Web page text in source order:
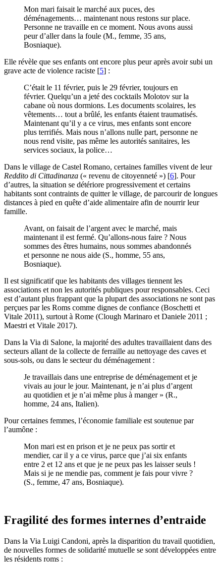
Mon mari faisait le marché aux puces, des
déménagements… maintenant nous restons sur place.
Personne ne travaille en ce moment. Nous avons aussi
peur d’aller dans la foule (M., femme, 35 ans,
Bosniaque).
Elle révèle que ses enfants ont encore plus peur après avoir subi un
grave acte de violence raciste [5] :
C’était le 11 février, puis le 29 février, toujours en
février. Quelqu’un a jeté des cocktails Molotov sur la
cabane où nous dormions. Les documents scolaires, les
vêtements… tout a brûlé, les enfants étaient traumatisés.
Maintenant qu’il y a ce virus, mes enfants sont encore
plus terrifiés. Mais nous n’allons nulle part, personne ne
nous rend visite, pas même les autorités sanitaires, les
services sociaux, la police…
Dans le village de Castel Romano, certaines familles vivent de leur
Reddito di Cittadinanza (« revenu de citoyenneté ») [6]. Pour
d’autres, la situation se détériore progressivement et certains
habitants sont contraints de quitter le village, de parcourir de longues
distances à pied en quête d’aide alimentaire afin de nourrir leur
famille.
Avant, on faisait de l’argent avec le marché, mais
maintenant il est fermé. Qu’allons-nous faire ? Nous
sommes des êtres humains, nous sommes abandonnés
et personne ne nous aide (S., homme, 55 ans,
Bosniaque).
Il est significatif que les habitants des villages tiennent les
associations et non les autorités publiques pour responsables. Ceci
est d’autant plus frappant que la plupart des associations ne sont pas
perçues par les Roms comme dignes de confiance (Boschetti et
Vitale 2011), surtout à Rome (Clough Marinaro et Daniele 2011 ;
Maestri et Vitale 2017).
Dans la Via di Salone, la majorité des adultes travaillaient dans des
secteurs allant de la collecte de ferraille au nettoyage des caves et
sous-sols, ou dans le secteur du déménagement :
Je travaillais dans une entreprise de déménagement et je
vivais au jour le jour. Maintenant, je n’ai plus d’argent
au quotidien et je n’ai même plus à manger » (R.,
homme, 24 ans, Italien).
Pour certaines femmes, l’économie familiale est soutenue par
l’aumône :
Mon mari est en prison et je ne peux pas sortir et
mendier, car il y a ce virus, parce que j’ai six enfants
entre 2 et 12 ans et que je ne peux pas les laisser seuls !
Mais si je ne mendie pas, comment je fais pour vivre ?
(S., femme, 47 ans, Bosniaque).
Fragilité des formes internes d’entraide
Dans la Via Luigi Candoni, après la disparition du travail quotidien,
de nouvelles formes de solidarité mutuelle se sont développées entre
les résidents roms :